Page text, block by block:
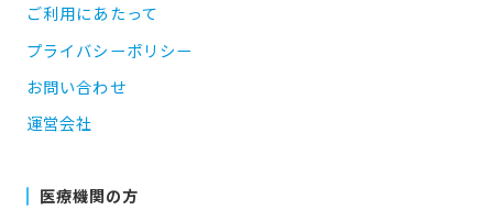
ご利用にあたって
プライバシーポリシー
お問い合わせ
運営会社
医療機関の方